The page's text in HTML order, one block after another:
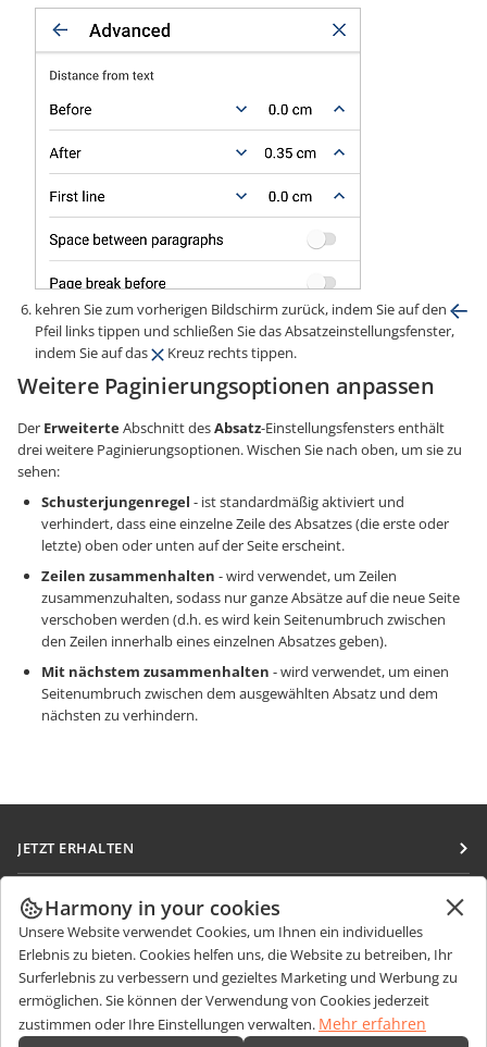
kehren Sie zum vorherigen Bildschirm zurück, indem Sie auf den
Pfeil links tippen und schließen Sie das Absatzeinstellungsfenster,
indem Sie auf das
Kreuz rechts tippen.
Weitere Paginierungsoptionen anpassen
Der ErweiterteAbschnitt desAbsatz-Einstellungsfensters enthält
drei weitere Paginierungsoptionen. Wischen Sie nach oben, um sie zu
sehen:
Schusterjungenregel - ist standardmäßig aktiviert und
verhindert, dass eine einzelne Zeile des Absatzes (die erste oder
letzte) oben oder unten auf der Seite erscheint.
Zeilen zusammenhalten - wird verwendet, um Zeilen
zusammenzuhalten, sodass nur ganze Absätze auf die neue Seite
verschoben werden (d.h. es wird kein Seitenumbruch zwischen
den Zeilen innerhalb eines einzelnen Absatzes geben).
Mit nächstem zusammenhalten - wird verwendet, um einen
Seitenumbruch zwischen dem ausgewählten Absatz und dem
nächsten zu verhindern.
JETZT ERHALTEN
Docs
DocSpace
Workspace
Integrations-Apps
Desktop-Apps
ZUSAMMENARBEITEN
Für Mitwirkende
Für Übersetzer
Für Influencer
NACHRICHTEN ERHALTEN
Blog
HILFE ERHALTEN
Forum
Harmony in your cookies
Unsere Website verwendet Cookies, um Ihnen ein individuelles
Erlebnis zu bieten. Cookies helfen uns, die Website zu betreiben, Ihr
Surferlebnis zu verbessern und gezieltes Marketing und Werbung zu
ermöglichen. Sie können der Verwendung von Cookies jederzeit
zustimmen oder Ihre Einstellungen verwalten. Mehr erfahren